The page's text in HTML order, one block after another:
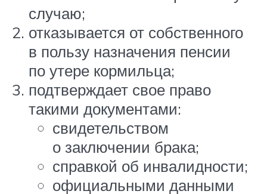
случаю;
отказывается от собственного
в пользу назначения пенсии
по утере кормильца;
подтверждает свое право
такими документами:
свидетельством
о заключении брака;
справкой об инвалидности;
официальными данными